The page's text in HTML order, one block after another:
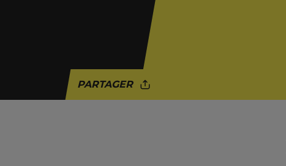
PARTAGER